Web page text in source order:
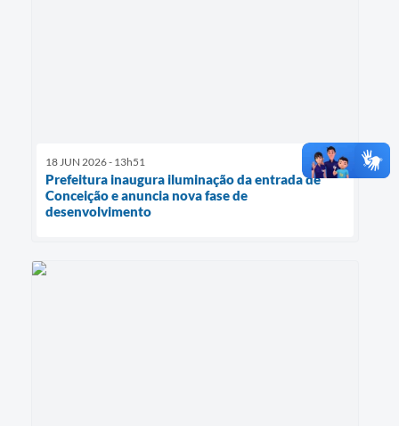
18 JUN 2026 - 13h51
Prefeitura inaugura iluminação da entrada de
Conceição e anuncia nova fase de
desenvolvimento